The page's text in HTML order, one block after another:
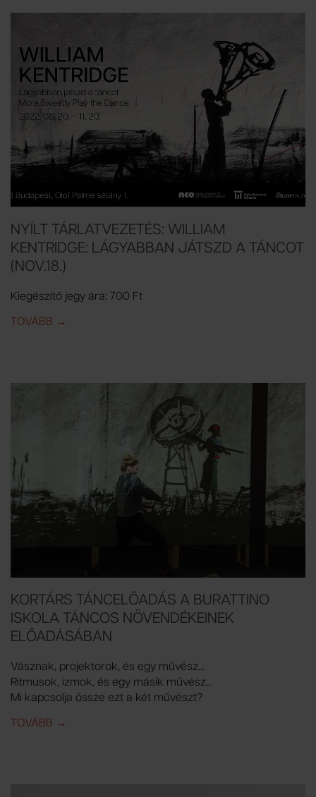
NYÍLT TÁRLATVEZETÉS: WILLIAM
KENTRIDGE: LÁGYABBAN JÁTSZD A TÁNCOT
(NOV.18.)
Kiegészítő jegy ára: 700 Ft
TOVÁBB IDE: NYÍLT TÁRLATVEZETÉS: WILLIAM KENTRIDGE:
→
KORTÁRS TÁNCELŐADÁS A BURATTINO
ISKOLA TÁNCOS NÖVENDÉKEINEK
ELŐADÁSÁBAN
Vásznak, projektorok, és egy művész...
Ritmusok, izmok, és egy másik művész...
Mi kapcsolja össze ezt a két művészt?
TOVÁBB IDE: KORTÁRS TÁNCELŐADÁS A BURATTINO
→